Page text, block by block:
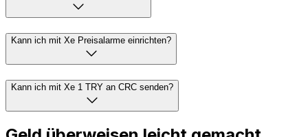
Kann ich mit Xe Preisalarme einrichten?
Kann ich mit Xe 1 TRY an CRC senden?